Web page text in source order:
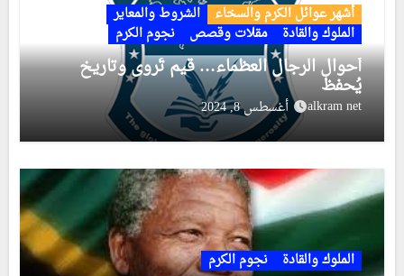
أشهر عوائل الكرم والسخاء
الشروط والمعاير
الملوك والقادة
مقلات وقصص نجوم الكرم
أحوال الرجال العظماء… قيم تُروى وتاريخ
يُحفظ
alkram net أغسطس 8, 2024
الملوك والقادة نجوم الكرم